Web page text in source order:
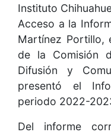
Instituto
Acceso a la
Martínez Portillo,
de la Comisión
Difusión y
presentó el
periodo 2022-
Del informe